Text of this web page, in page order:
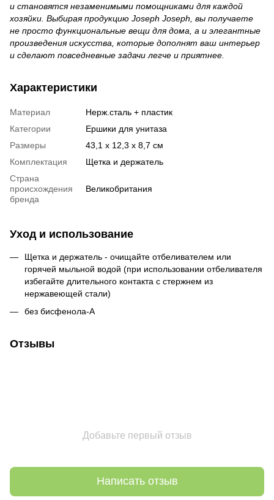
и становятся незаменимыми помощниками для каждой
хозяйки. Выбираяпродукцию Joseph Joseph, вы получаете
не просто функциональные вещи для дома, а и элегантные
произведения искусства, которые дополнят ваш интерьер
и сделают повседневные задачи легче и приятнее.
Характеристики
Материал
Нерж.сталь + пластик
Категории
Ершики для унитаза
Размеры
43,1 x 12,3 x 8,7 см
Комплектация
Щетка и держатель
Страна
происхождения
бренда
Великобритания
Уход и использование
Щетка и держатель - очищайте отбеливателем или
горячей мыльной водой (при использовании отбеливателя
избегайте длительного контакта с стержнем из
нержавеющей стали)
без бисфенола-А
Отзывы
Добавьте первый отзыв
Написать отзыв